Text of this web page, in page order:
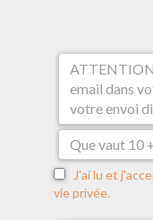
J'ai lu et
vie privée.